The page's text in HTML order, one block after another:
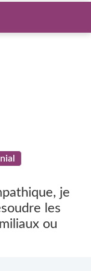
je
les
ou